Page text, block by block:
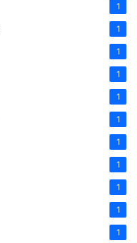
1
1
1
1
1
1
1
1
1
1
1